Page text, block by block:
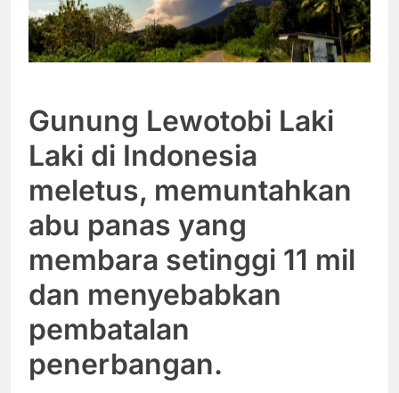
Gunung Lewotobi Laki
Laki di Indonesia
meletus, memuntahkan
abu panas yang
membara setinggi 11 mil
dan menyebabkan
pembatalan
penerbangan.